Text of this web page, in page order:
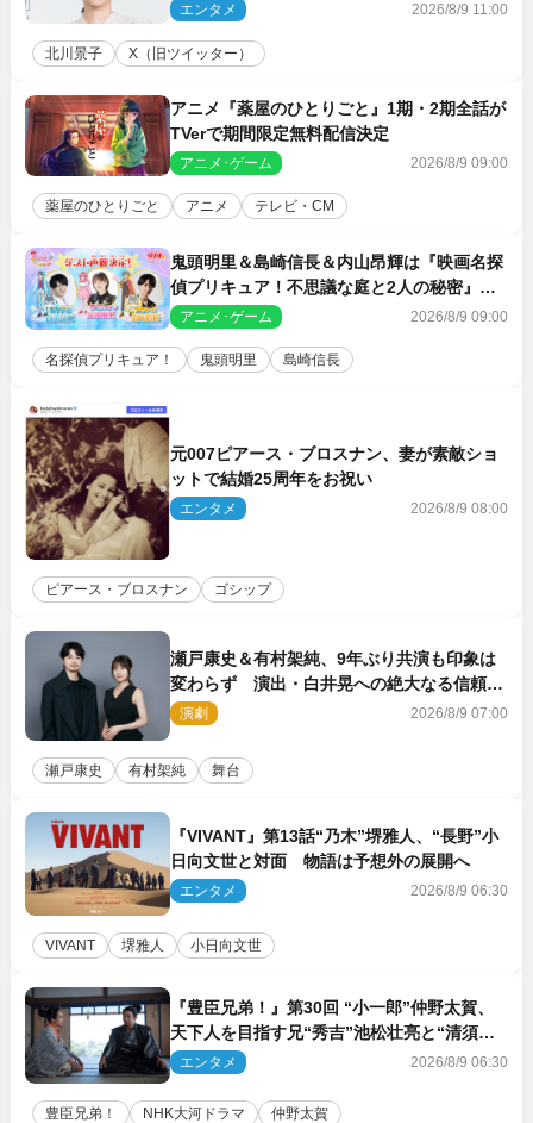
エンタメ 2026/8/9 11:00
北川景子 X（旧ツイッター）
アニメ『薬屋のひとりごと』1期・2期全話が
TVerで期間限定無料配信決定
アニメ･ゲーム 2026/8/9 09:00
薬屋のひとりごと アニメ テレビ・CM
鬼頭明里＆島崎信長＆内山昂輝は『映画名探
偵プリキュア！不思議な庭と2人の秘密』ゲ
スト声優に決定
アニメ･ゲーム 2026/8/9 09:00
名探偵プリキュア！ 鬼頭明里 島崎信長
元007ピアース・ブロスナン、妻が素敵ショ
ットで結婚25周年をお祝い
エンタメ 2026/8/9 08:00
ピアース・ブロスナン ゴシップ
瀬戸康史＆有村架純、9年ぶり共演も印象は
変わらず 演出・白井晃への絶大なる信頼を
胸に舞台『キュー』に挑む
演劇 2026/8/9 07:00
瀬戸康史 有村架純 舞台
『VIVANT』第13話“乃木”堺雅人、“長野”小
日向文世と対面 物語は予想外の展開へ
エンタメ 2026/8/9 06:30
VIVANT 堺雅人 小日向文世
『豊臣兄弟！』第30回 “小一郎”仲野太賀、
天下人を目指す兄“秀吉”池松壮亮と“清須会
議”へ
エンタメ 2026/8/9 06:30
豊臣兄弟！ NHK大河ドラマ 仲野太賀